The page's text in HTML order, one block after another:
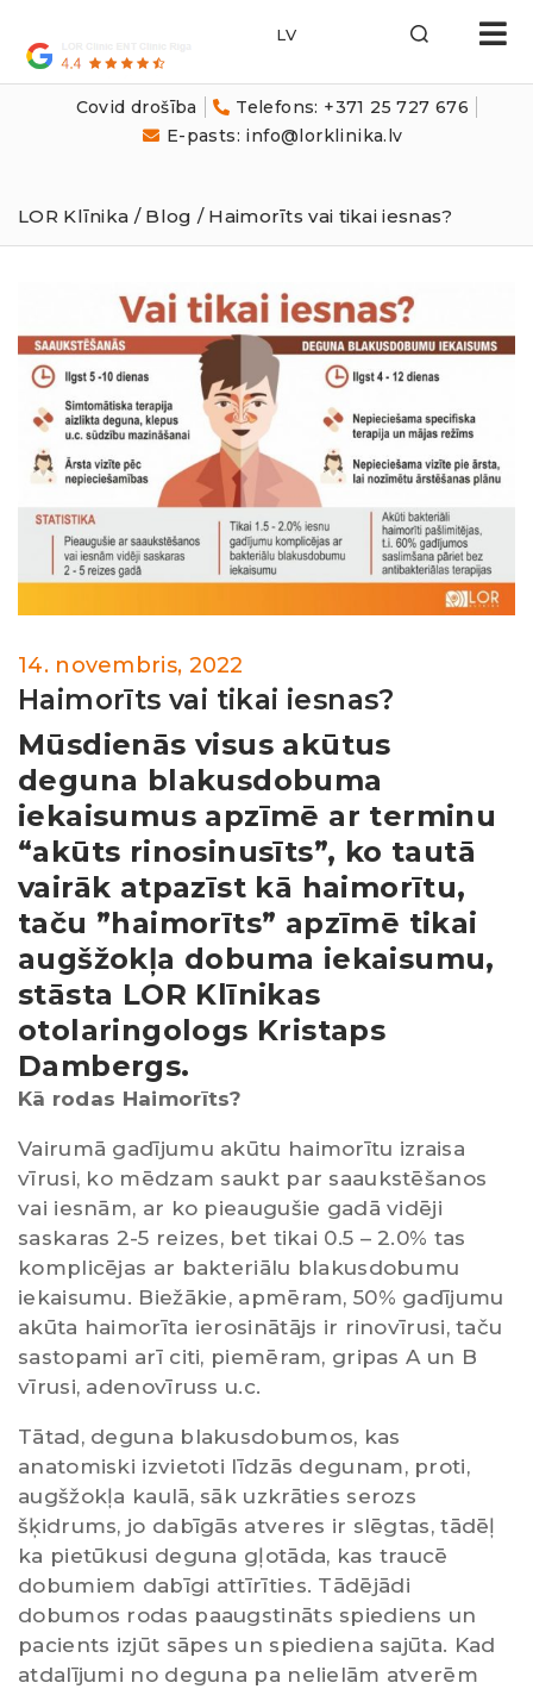
Covid drošība
Telefons: +371 25 727 676
E-pasts: info@lorklinika.lv
LOR
Klīnika
LOR Klīnika / Blog / Haimorīts vai tikai iesnas?
14. novembris, 2022
Haimorīts vai tikai iesnas?
Mūsdienās visus akūtus
deguna blakusdobuma
iekaisumus apzīmē ar terminu
“akūts rinosinusīts”, ko tautā
vairāk atpazīst kā haimorītu,
taču ”haimorīts” apzīmē tikai
augšžokļa dobuma iekaisumu,
stāsta LOR Klīnikas
otolaringologs Kristaps
Dambergs.
Kā rodas Haimorīts?
Vairumā gadījumu akūtu haimorītu izraisa
vīrusi, ko mēdzam saukt par saaukstēšanos
vai iesnām, ar ko pieaugušie gadā vidēji
saskaras 2-5 reizes, bet tikai 0.5 – 2.0% tas
komplicējas ar bakteriālu blakusdobumu
iekaisumu. Biežākie, apmēram, 50% gadījumu
akūta haimorīta ierosinātājs ir rinovīrusi, taču
sastopami arī citi, piemēram, gripas A un B
vīrusi, adenovīruss u.c.
Tātad, deguna blakusdobumos, kas
anatomiski izvietoti līdzās degunam, proti,
augšžokļa kaulā, sāk uzkrāties serozs
šķidrums, jo dabīgās atveres ir slēgtas, tādēļ
ka pietūkusi deguna gļotāda, kas traucē
dobumiem dabīgi attīrīties. Tādējādi
dobumos rodas paaugstināts spiediens un
pacients izjūt sāpes un spiediena sajūta. Kad
atdalījumi no deguna pa nelielām atverēm